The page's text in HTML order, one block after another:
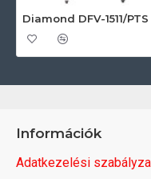
Információk
Adatkezelési